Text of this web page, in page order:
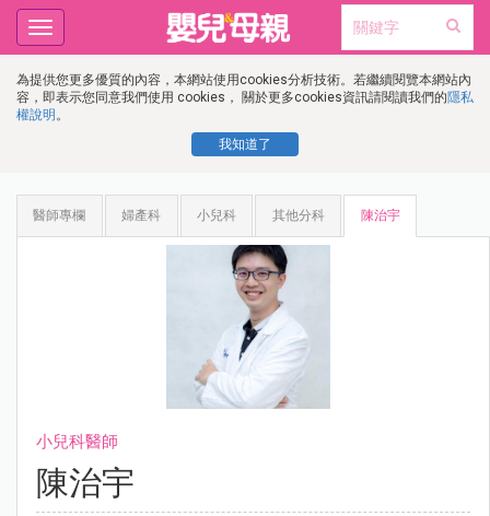
為提供您更多優質的內容，本網站使用cookies分析技術。若繼續閱覽本網站內
容，即表示您同意我們使用 cookies， 關於更多cookies資訊請閱讀我們的隱私
權說明 。
我知道了
Toggle
navigation
醫師專欄 婦產科 小兒科 其他分科 陳治宇
小兒科醫師
陳治宇